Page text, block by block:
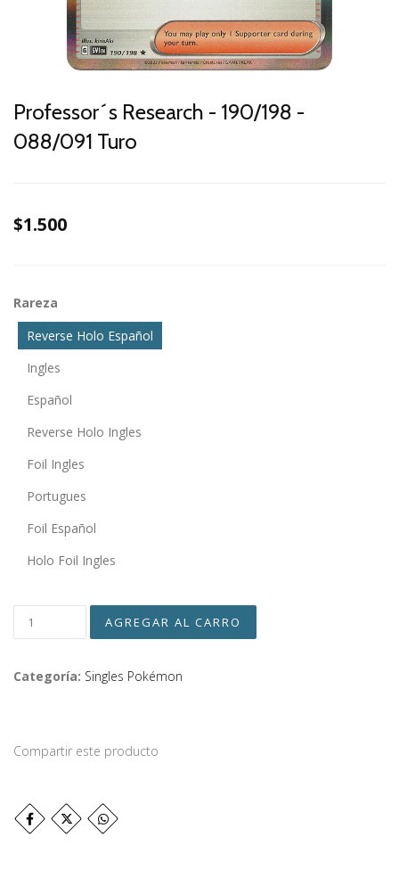
Professor´s Research - 190/198 -
088/091 Turo
$1.500
Rareza
Reverse Holo Español
Ingles
Español
Reverse Holo Ingles
Foil Ingles
Portugues
Foil Español
Holo Foil Ingles
Categoría: Singles Pokémon
Compartir este producto